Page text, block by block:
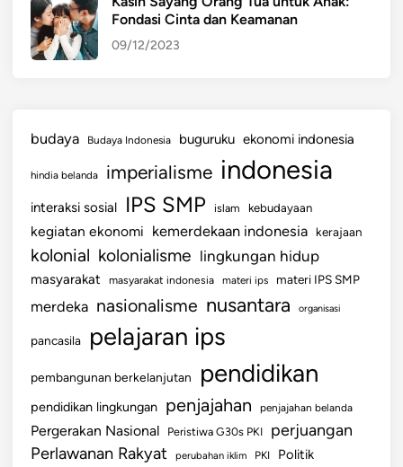
Fondasi Cinta dan Keamanan
09/12/2023
budaya Budaya Indonesia buguruku ekonomi indonesia
hindia belanda imperialisme indonesia
interaksi sosial IPS SMP islam kebudayaan
kegiatan ekonomi kemerdekaan indonesia kerajaan
kolonial kolonialisme lingkungan hidup
masyarakat masyarakat indonesia materi ips materi IPS SMP
merdeka nasionalisme nusantara organisasi
pancasila pelajaran ips
pembangunan berkelanjutan pendidikan
pendidikan lingkungan penjajahan penjajahan belanda
Pergerakan Nasional Peristiwa G30s PKI perjuangan
Perlawanan Rakyat perubahan iklim PKI Politik